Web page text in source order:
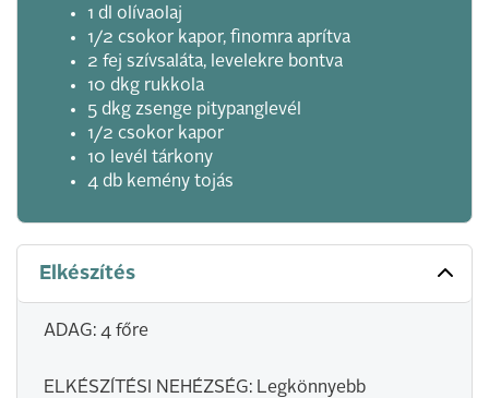
1 dl olívaolaj
1/2 csokor kapor, finomra aprítva
2 fej szívsaláta, levelekre bontva
10 dkg rukkola
5 dkg zsenge pitypanglevél
1/2 csokor kapor
10 levél tárkony
4 db kemény tojás
Elkészítés
ADAG: 4 főre
ELKÉSZÍTÉSI NEHÉZSÉG: Legkönnyebb